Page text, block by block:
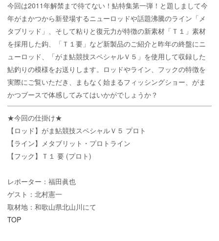
今回は2011年解禁まで待てない！鮎特集第一弾！と題しまして今
年がまかつから新登場するニューロッドや話題沸騰のライン「メ
タブリッド」、そして粘りと復元力が特徴の新素材「Ｔ１」素材
を採用した鈎、「Ｔ１要」など新製品のご紹介と昨年の終盤にニ
ューロッド、「がま鮎競技スペシャルＶ５」を使用して収録した
鮎釣りの模様をお送りします。ロッドやライン、フックの特徴を
実際にご覧いただき、まもなく始まるフィッシングショー、がま
かつブースで体感してみてはいかがでしょうか？
★今回の仕掛け★
【ロッド】がま鮎競技スペシャルＶ５ プロト
【ライン】メタブリット・プロトライン
【フック】Ｔ１ 要 (プロト)
レポーター：福田眞也
ゲスト：北村憲一
取材地：和歌山県北山川にて
TOP